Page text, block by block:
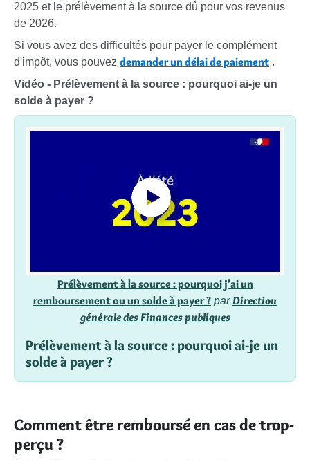
2025 et le prélèvement à la source dû pour vos revenus
de 2026.
Si vous avez des difficultés pour payer le complément
d'impôt, vous pouvez demander un délai de paiement .
Vidéo - Prélèvement à la source : pourquoi ai-je un
solde à payer ?
Prélèvement à la source : pourquoi j'ai un
remboursement ou un solde à payer ? parDirection
générale des Finances publiques
Prélèvement à la source : pourquoi ai-je un
solde à payer ?
Comment être remboursé en cas de trop-
perçu ?